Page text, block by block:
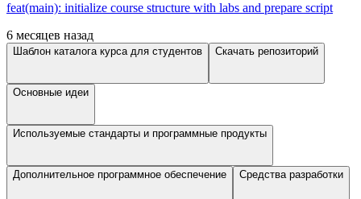
feat(main): initialize course structure with labs and prepare script
6 месяцев назад
Шаблон каталога курса для студентов Скачать репозиторий
Основные идеи
Используемые стандарты и программные продукты
Дополнительное программное обеспечение Средства разработки